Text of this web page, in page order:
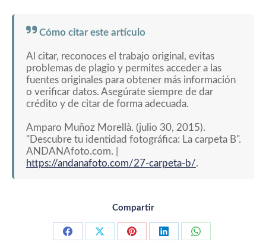
Cómo citar este artículo
Al citar, reconoces el trabajo original, evitas
problemas de plagio y permites acceder a las
fuentes originales para obtener más información
o verificar datos. Asegúrate siempre de dar
crédito y de citar de forma adecuada.
Amparo Muñoz Morellà. (julio 30, 2015).
"Descubre tu identidad fotográfica: La carpeta B".
ANDANAfoto.com. |
https://andanafoto.com/27-carpeta-b/.
Compartir
Compartir con Facebook
Compartir con X
Compartir con Pinterest
Compartir con LinkedIn
Compartir con